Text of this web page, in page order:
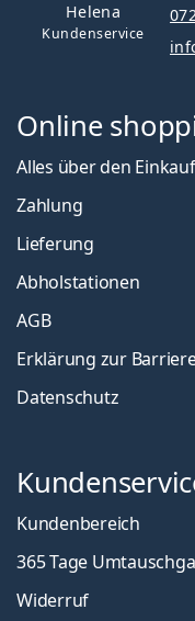
Helena
Kundenservice
Online
Alles über den Einkauf
Zahlung
Lieferung
Abholstationen
AGB
Erklärung zur
Datenschutz
Kundenbereich
365 Tage
Widerruf